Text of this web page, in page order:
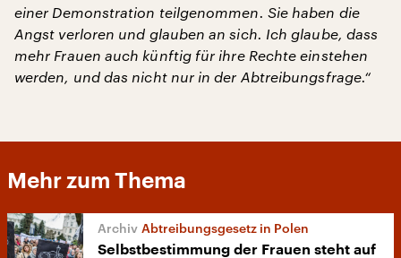
einer Demonstration teilgenommen. Sie haben die
Angst verloren und glauben an sich. Ich glaube, dass
mehr Frauen auch künftig für ihre Rechte einstehen
werden, und das nicht nur in der Abtreibungsfrage.“
Mehr zum Thema
Abtreibungsgesetz in Polen
Selbstbestimmung der Frauen steht auf